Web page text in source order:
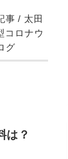
事 / 太田
コロナウ
グ
は？